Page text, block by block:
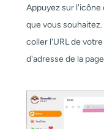
Appuyez sur l'icône
que vous
coller l'URL de
d'adresse de la